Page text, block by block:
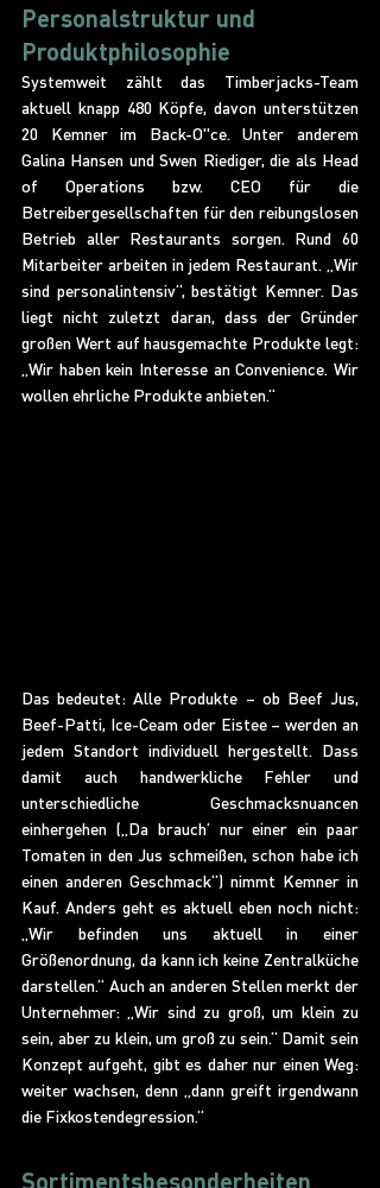
Personalstruktur und
Produktphilosophie
Systemweit zählt das Timberjacks-Team
aktuell knapp 480 Köpfe, davon unterstützen
20 Kemner im Back-O"ce. Unter anderem
Galina Hansen und Swen Riediger, die als Head
of Operations bzw. CEO für die
Betreibergesellschaften für den reibungslosen
Betrieb aller Restaurants sorgen. Rund 60
Mitarbeiter arbeiten in jedem Restaurant. „Wir
sind personalintensiv“, bestätigt Kemner. Das
liegt nicht zuletzt daran, dass der Gründer
großen Wert auf hausgemachte Produkte legt:
„Wir haben kein Interesse an Convenience. Wir
wollen ehrliche Produkte anbieten.“
Das bedeutet: Alle Produkte – ob Beef Jus,
Beef-Patti, Ice-Ceam oder Eistee – werden an
jedem Standort individuell hergestellt. Dass
damit auch handwerkliche Fehler und
unterschiedliche Geschmacksnuancen
einhergehen („Da brauch‘ nur einer ein paar
Tomaten in den Jus schmeißen, schon habe ich
einen anderen Geschmack“) nimmt Kemner in
Kauf. Anders geht es aktuell eben noch nicht:
„Wir befinden uns aktuell in einer
Größenordnung, da kann ich keine Zentralküche
darstellen.“ Auch an anderen Stellen merkt der
Unternehmer: „Wir sind zu groß, um klein zu
sein, aber zu klein, um groß zu sein.“ Damit sein
Konzept aufgeht, gibt es daher nur einen Weg:
weiter wachsen, denn „dann greift irgendwann
die Fixkostendegression.“
Sortimentsbesonderheiten